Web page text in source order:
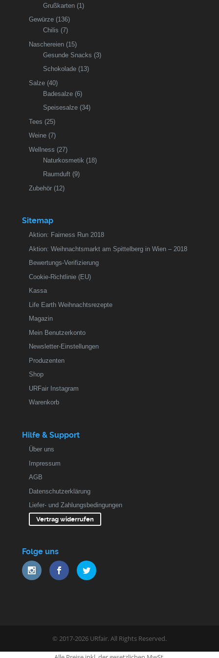
Grußkarten (1)
Gewürze (136)
Chilis (7)
Naschereien (15)
Gesunde Snacks (3)
Schokolade (13)
Salze (40)
Badesalze (6)
Speisesalze (34)
Tees (25)
Weine (7)
Wellness (27)
Naturkosmetik (18)
Raumduft (9)
Zubehör (12)
Sitemap
Aktion: Fairness Run 2018
Aktion: Weihnachtsmarkt am Spittelberg in Wien – 2018
Bewertungs-Verifizierung
Cookie-Richtlinie (EU)
Kassa
Life Earth Weihnachtsrezepte
Magazin
Mein Benutzerkonto
Newsletter-Einstellungen
Produzenten
Shop
URFair Instagram
Warenkorb
Hilfe & Support
Über uns
Impressum
AGB
Datenschutzerklärung
Liefer- und Zahlungsbedingungen
Vertrag widerrufen
Folge uns
© 2017-2026 URfair. All Rights Reserved.